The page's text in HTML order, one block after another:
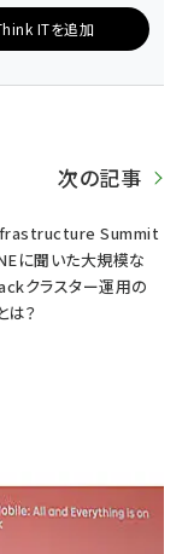
ITを追加
次の記事
Summit
に聞いた大規模な
クラスター運用の
は？